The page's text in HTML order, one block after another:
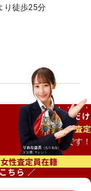
り徒歩25分
ご自宅で待つだけ
出張査定
もオススメです！
性査定員在籍
ちら ／